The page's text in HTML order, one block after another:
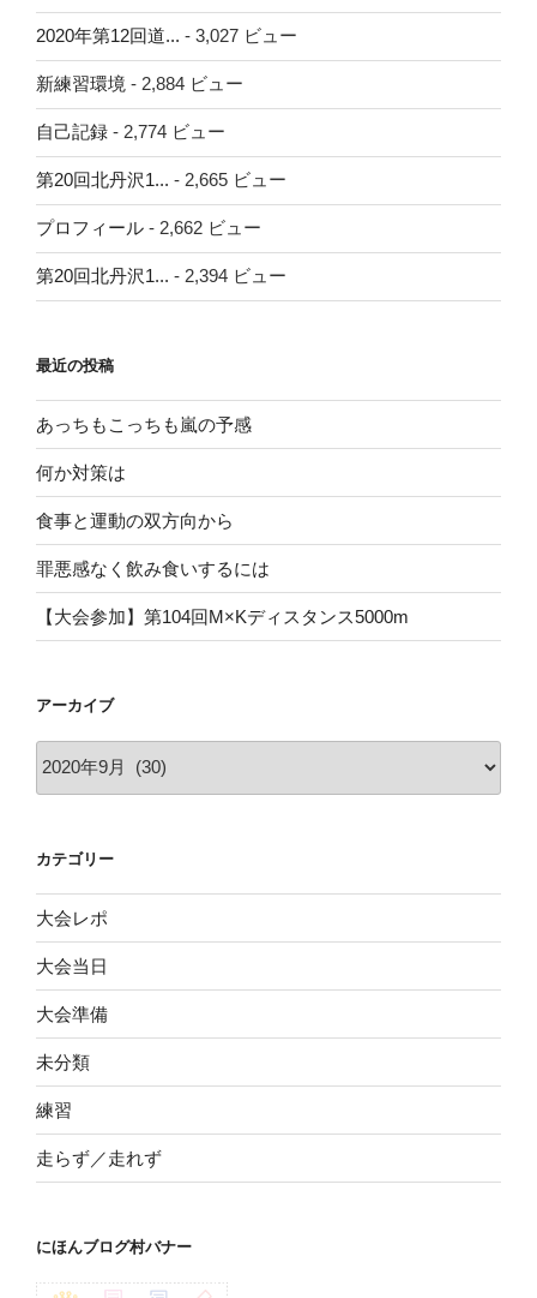
2020年第12回道... - 3,027 ビュー
新練習環境 - 2,884 ビュー
自己記録 - 2,774 ビュー
第20回北丹沢1... - 2,665 ビュー
プロフィール - 2,662 ビュー
第20回北丹沢1... - 2,394 ビュー
最近の投稿
あっちもこっちも嵐の予感
何か対策は
食事と運動の双方向から
罪悪感なく飲み食いするには
【大会参加】第104回M×Kディスタンス5000m
アーカイブ
ブ
カテゴリー
大会レポ
大会当日
大会準備
未分類
練習
走らず／走れず
にほんブログ村バナー